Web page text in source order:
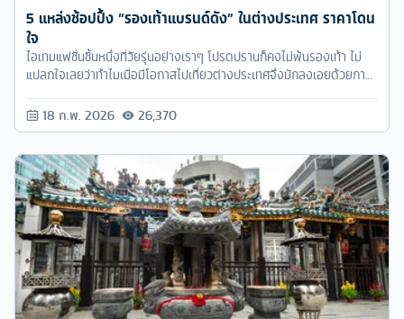
5 แหล่งช้อปปิ้ง “รองเท้าแบรนด์ดัง” ในต่างประเทศ ราคาโดน
ใจ
ไอเทมแฟชั่นชิ้นหนึ่งที่วัยรุ่นอย่างเราๆ โปรดปรานก็คงไม่พ้นรองเท้า ไม่
แปลกใจเลยว่าทำไมเมื่อมีโอกาสไปเที่ยวต่างประเทศจึงมักลงเอยด้วยการ
ดังของแต่ละประเทศอยู่ที่ไหนกันบ้างนะ เราจะมาหาคำตอบกัน
18 ก.พ. 2026 26,370